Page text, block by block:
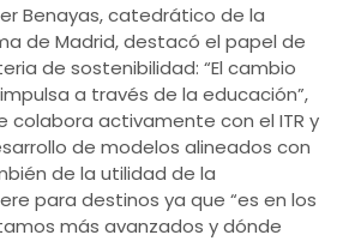
Benayas, catedrático de la
de Madrid, destacó el papel de
de sostenibilidad: “El cambio
a través de la educación”,
colabora activamente con el ITR y
de modelos alineados con
de la utilidad de la
para destinos ya que “es en los
más avanzados y dónde